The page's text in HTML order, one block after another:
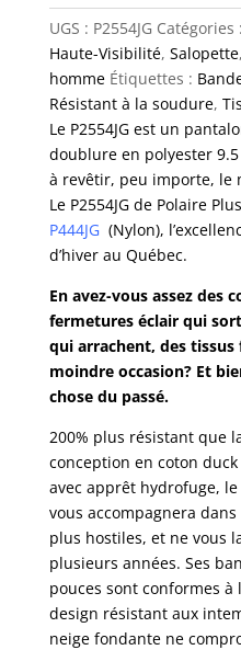
bande
4
pouces
UGS : P2554JG Catégories :
Haute-Visibilité, Salopette,
homme Étiquettes :
Résistant à la soudure,
Le P2554JG est un
doublure en polyester
à revêtir, peu importe, le
Le P2554JG de Polaire
P444JG(Nylon),
d’hiver au Québec.
En avez-vous assez des
fermetures éclair qui
qui arrachent, des
moindre occasion? Et
chose du passé.
200% plus résistant que
conception en coton
avec apprêt hydrofuge, le
vous accompagnera
plus hostiles, et ne vous
plusieurs années. Ses
pouces sont conformes à
design résistant aux
neige fondante ne